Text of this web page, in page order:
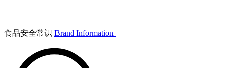
食品安全常识 Brand Information